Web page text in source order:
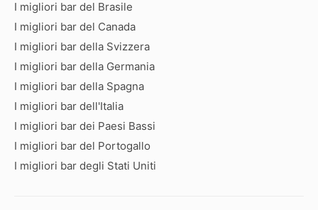
I migliori bar del Brasile
I migliori bar del Canada
I migliori bar della Svizzera
I migliori bar della Germania
I migliori bar della Spagna
I migliori bar dell'Italia
I migliori bar dei Paesi Bassi
I migliori bar del Portogallo
I migliori bar degli Stati Uniti